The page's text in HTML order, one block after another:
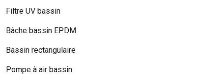
Filtre UV bassin
Bâche bassin EPDM
Bassin rectangulaire
Pompe à air bassin